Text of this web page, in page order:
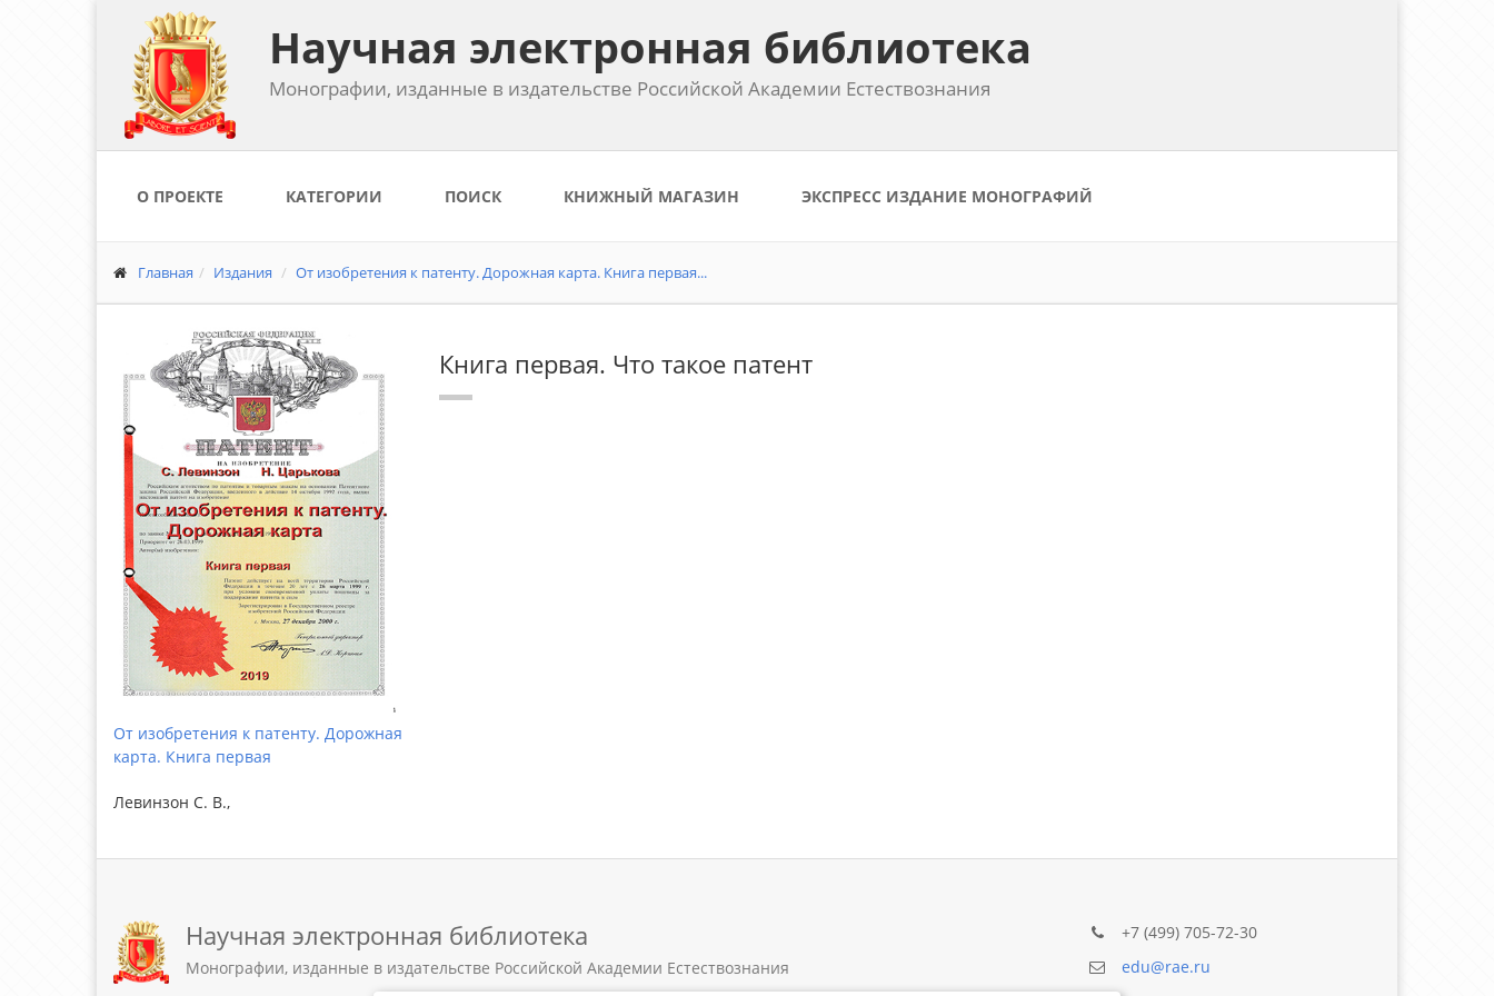
Научная электронная библиотека
Монографии, изданные в издательстве Российской Академии Естествознания
О ПРОЕКТЕ КАТЕГОРИИ ПОИСК КНИЖНЫЙ МАГАЗИН ЭКСПРЕСС ИЗДАНИЕ МОНОГРАФИЙ
Главная Издания От изобретения к патенту. Дорожная карта. Книга первая...
От изобретения к патенту. Дорожная
карта. Книга первая
Левинзон С. В.,
Книга первая. Что такое патент
Научная электронная библиотека
Монографии, изданные в издательстве Российской Академии Естествознания
+7 (499) 705-72-30
edu@rae.ru